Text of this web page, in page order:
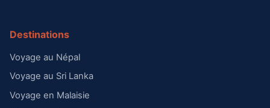
Destinations
Voyage au Népal
Voyage au Sri Lanka
Voyage en Malaisie